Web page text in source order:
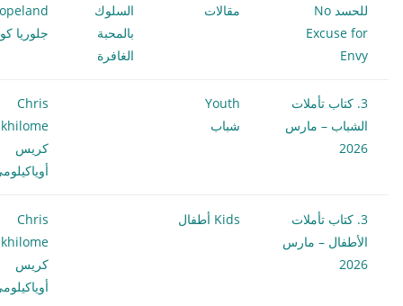
للحسد No
Excuse for
Envy
مقالات
السلوك
بالمحبة
الغافرة
جلوريا
3. كتاب تأملات
الشباب – مارس
2026
Youth
شباب
Chris
كريس
3. كتاب تأملات
الأطفال – مارس
2026
Kids أطفال
Chris
كريس